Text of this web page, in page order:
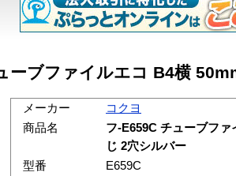
ーブファイルエコ B4横
メーカー
コクヨ
商品名
フ-E659C チューブフ
じ 2穴シルバー
型番
E659C